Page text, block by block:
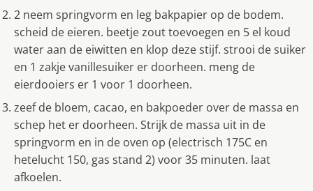
2 neem springvorm en leg bakpapier op de bodem.
scheid de eieren. beetje zout toevoegen en 5 el koud
water aan de eiwitten en klop deze stijf. strooi de suiker
en 1 zakje vanillesuiker er doorheen. meng de
eierdooiers er 1 voor 1 doorheen.
zeef de bloem, cacao, en bakpoeder over de massa en
schep het er doorheen. Strijk de massa uit in de
springvorm en in de oven op (electrisch 175C en
hetelucht 150, gas stand 2) voor 35 minuten. laat
afkoelen.